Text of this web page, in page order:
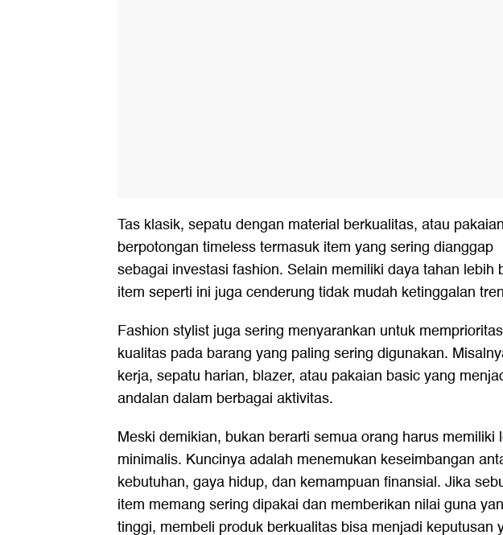
Tas klasik, sepatu dengan material berkualitas, atau pakaian
berpotongan timeless termasuk item yang sering dianggap
sebagai investasi fashion. Selain memiliki daya tahan lebih
item seperti ini juga cenderung tidak mudah ketinggalan
Fashion stylist juga sering menyarankan untuk
kualitas pada barang yang paling sering digunakan.
kerja, sepatu harian, blazer, atau pakaian basic yang
andalan dalam berbagai aktivitas.
Meski demikian, bukan berarti semua orang harus memiliki
minimalis. Kuncinya adalah menemukan keseimbangan
kebutuhan, gaya hidup, dan kemampuan finansial. Jika
item memang sering dipakai dan memberikan nilai guna
tinggi, membeli produk berkualitas bisa menjadi keputusan